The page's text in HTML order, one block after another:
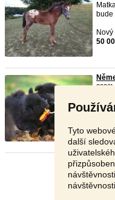
Tyto
další
návštěvnosti.
bude
50
2026]